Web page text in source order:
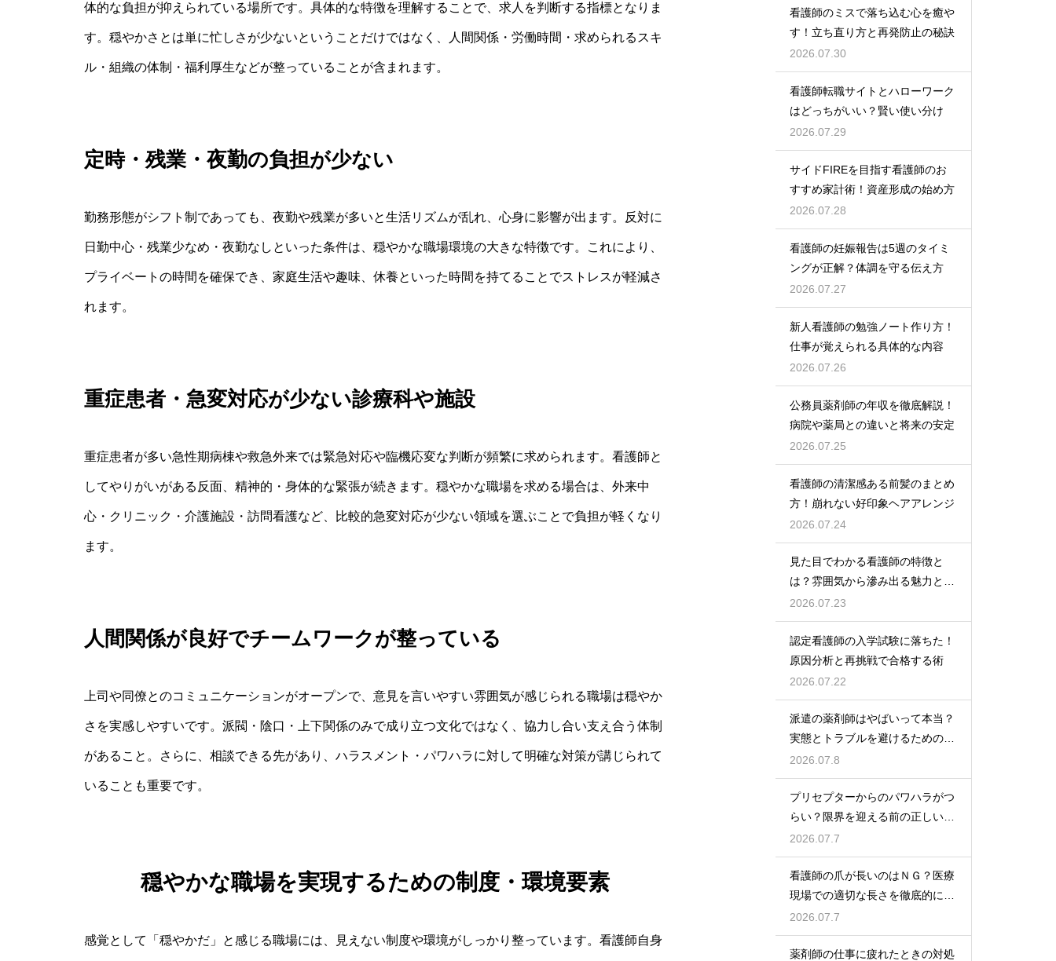
体的な負担が抑えられている場所です。具体的な特徴を理解することで、求人を判断する指標となりま
す。穏やかさとは単に忙しさが少ないということだけではなく、人間関係・労働時間・求められるスキ
ル・組織の体制・福利厚生などが整っていることが含まれます。
定時・残業・夜勤の負担が少ない
勤務形態がシフト制であっても、夜勤や残業が多いと生活リズムが乱れ、心身に影響が出ます。反対に
日勤中心・残業少なめ・夜勤なしといった条件は、穏やかな職場環境の大きな特徴です。これにより、
プライベートの時間を確保でき、家庭生活や趣味、休養といった時間を持てることでストレスが軽減さ
れます。
重症患者・急変対応が少ない診療科や施設
重症患者が多い急性期病棟や救急外来では緊急対応や臨機応変な判断が頻繁に求められます。看護師と
してやりがいがある反面、精神的・身体的な緊張が続きます。穏やかな職場を求める場合は、外来中
心・クリニック・介護施設・訪問看護など、比較的急変対応が少ない領域を選ぶことで負担が軽くなり
ます。
人間関係が良好でチームワークが整っている
上司や同僚とのコミュニケーションがオープンで、意見を言いやすい雰囲気が感じられる職場は穏やか
さを実感しやすいです。派閥・陰口・上下関係のみで成り立つ文化ではなく、協力し合い支え合う体制
があること。さらに、相談できる先があり、ハラスメント・パワハラに対して明確な対策が講じられて
いることも重要です。
穏やかな職場を実現するための制度・環境要素
感覚として「穏やかだ」と感じる職場には、見えない制度や環境がしっかり整っています。看護師自身
看護師のミスで落ち込む心を癒や
す！立ち直り方と再発防止の秘訣
2026.07.30
看護師転職サイトとハローワーク
はどっちがいい？賢い使い分け
2026.07.29
サイドFIREを目指す看護師のお
すすめ家計術！資産形成の始め方
2026.07.28
看護師の妊娠報告は5週のタイミ
ングが正解？体調を守る伝え方
2026.07.27
新人看護師の勉強ノート作り方！
仕事が覚えられる具体的な内容
2026.07.26
公務員薬剤師の年収を徹底解説！
病院や薬局との違いと将来の安定
2026.07.25
看護師の清潔感ある前髪のまとめ
方！崩れない好印象ヘアアレンジ
2026.07.24
見た目でわかる看護師の特徴と
は？雰囲気から滲み出る魅力と秘
密
2026.07.23
認定看護師の入学試験に落ちた！
原因分析と再挑戦で合格する術
2026.07.22
派遣の薬剤師はやばいって本当？
実態とトラブルを避けるための働
き方を解説
2026.07.8
プリセプターからのパワハラがつ
らい？限界を迎える前の正しい対
処法
2026.07.7
看護師の爪が長いのはＮＧ？医療
現場での適切な長さを徹底的に解
説
2026.07.7
薬剤師の仕事に疲れたときの対処